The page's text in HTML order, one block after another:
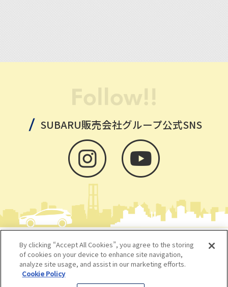
SUBARU販売会社グループ公式SNS
クッキーポリシーについて
個人情報の取扱いについて
By clicking “Accept All Cookies”, you agree to the storing
of cookies on your device to enhance site navigation,
analyze site usage, and assist in our marketing efforts.
Cookie Policy